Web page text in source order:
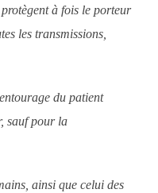
à fois le porteur
les transmissions,
du patient
sauf pour la
ainsi que celui des